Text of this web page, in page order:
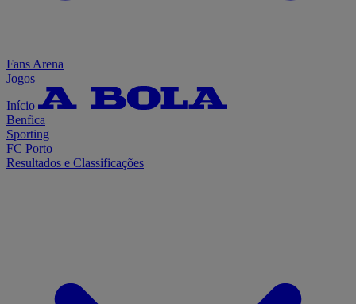
Fans Arena
Jogos
Início
Benfica
Sporting
FC Porto
Resultados e Classificações